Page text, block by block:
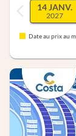
14 JANV.
2027
Date au prix au